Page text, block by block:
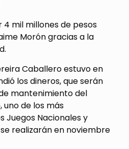
4 mil millones de pesos
Morón gracias a la
Caballero estuvo en
los dineros, que serán
mantenimiento del
de los más
Juegos Nacionales y
realizarán en noviembre